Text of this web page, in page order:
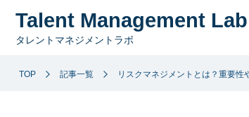
Talent Management Lab
タレントマネジメントラボ
TOP 記事一覧 リスクマネジメントとは？重要性